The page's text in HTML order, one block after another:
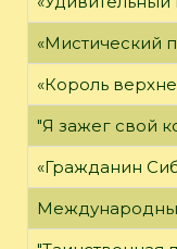
«Мистический
«Король
"Я зажег свой
«Гражданин